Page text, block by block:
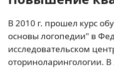
В 2010 г. прошел курс
основы логопедии" в
исследовательском
оториноларингологии.